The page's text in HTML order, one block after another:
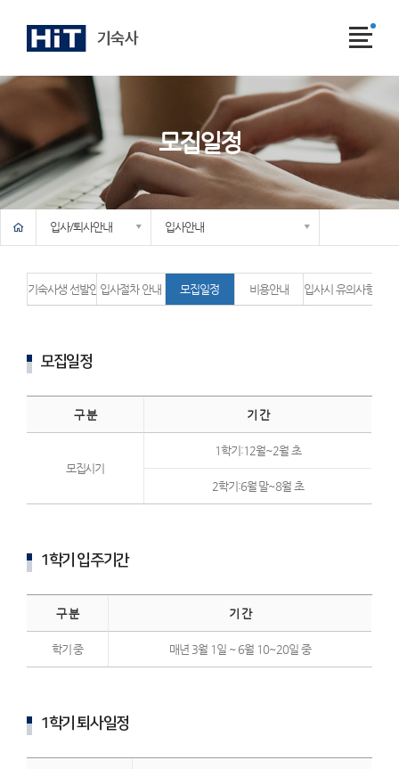
전
메
뉴
모집일정
메인
기숙사소개
입사/퇴사안내 입사안내
기숙사생 선발안내입사절차 안내 모집일정 비용안내 입사시 유의사항
모집일정
구 분 기 간
모집시기
1학기:12월~2월 초
2학기:6월 말~8월 초
1학기 입주기간
구 분 기 간
학기 중 매년 3월 1일 ~ 6월 10~20일 중
1학기 퇴사일정